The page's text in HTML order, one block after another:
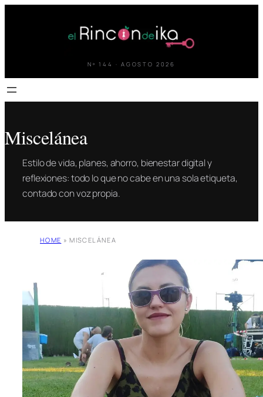
Nº 144 · AGOSTO 2026
Miscelánea
Estilo de vida, planes, ahorro, bienestar digital y
reflexiones: todo lo que no cabe en una sola etiqueta,
contado con voz propia.
HOME » MISCELÁNEA